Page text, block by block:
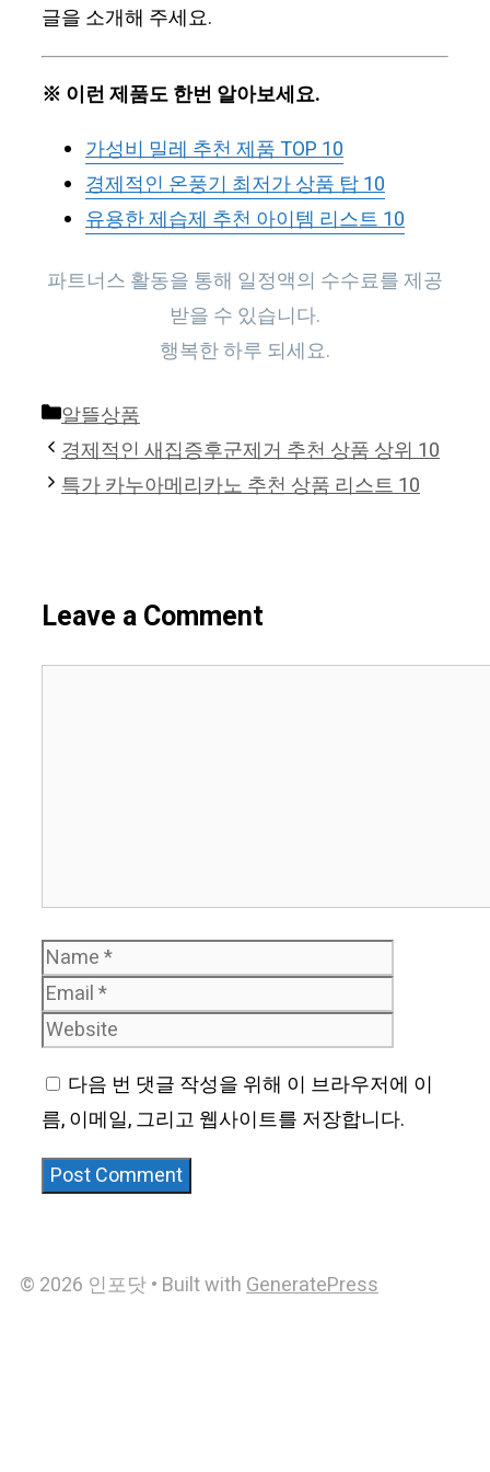
글을 소개해 주세요.
※ 이런 제품도 한번 알아보세요.
가성비 밀레 추천 제품 TOP 10
경제적인 온풍기 최저가 상품 탑 10
유용한 제습제 추천 아이템 리스트 10
파트너스 활동을 통해 일정액의 수수료를 제공
받을 수 있습니다.
행복한 하루 되세요.
Categories
알뜰상품
경제적인 새집증후군제거 추천 상품 상위 10
특가 카누아메리카노 추천 상품 리스트 10
Leave a Comment
Name
다음 번 댓글 작성을 위해 이 브라우저에 이
름, 이메일, 그리고 웹사이트를 저장합니다.
© 2026 인포닷• Built withGeneratePress